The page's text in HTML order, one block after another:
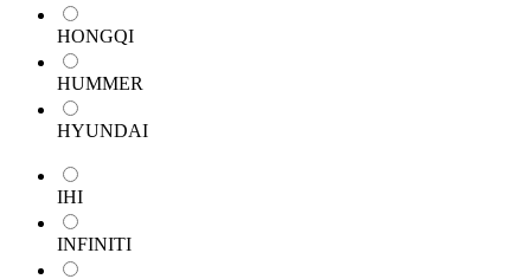
HONGQI
HUMMER
HYUNDAI
IHI
INFINITI